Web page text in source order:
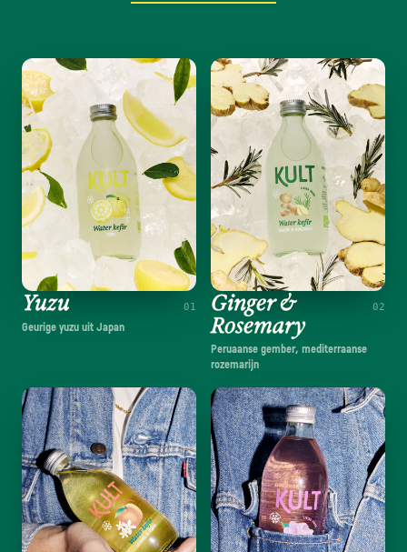
Yuzu
01
Geurige yuzu uit Japan
Ginger &
Rosemary
02
Peruaanse gember, mediterraanse
rozemarijn